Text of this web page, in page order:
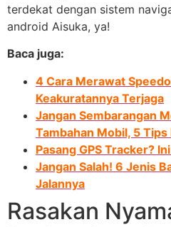
terdekat dengan sistem
android Aisuka, ya!
Baca juga:
4 Cara Merawat
Keakuratannya Terjaga
Jangan Sembarangan
Tambahan Mobil, 5 Tips
Pasang GPS Tracker?
Jangan Salah! 6 Jenis
Jalannya
Rasakan